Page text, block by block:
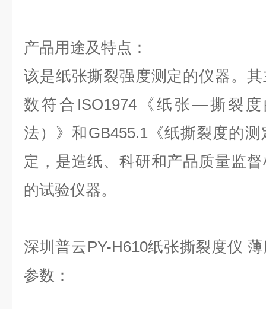
产品用途及特点：
该是纸张撕裂强度测定的仪器。
数符合ISO1974《纸张—撕裂
法）》和GB455.1《纸撕裂度的
定，是造纸、科研和产品质量监
的试验仪器。
深圳普云PY-H610纸张撕裂度仪
参数：